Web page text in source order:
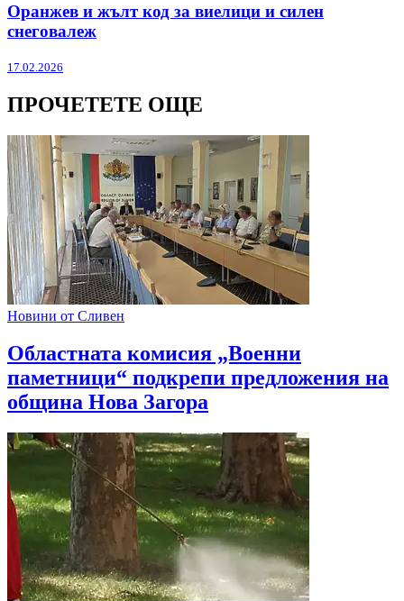
Оранжев и жълт код за виелици и силен
снеговалеж
17.02.2026
ПРОЧЕТЕТЕ ОЩЕ
Новини от Сливен
Областната комисия „Военни
паметници“ подкрепи предложения на
община Нова Загора